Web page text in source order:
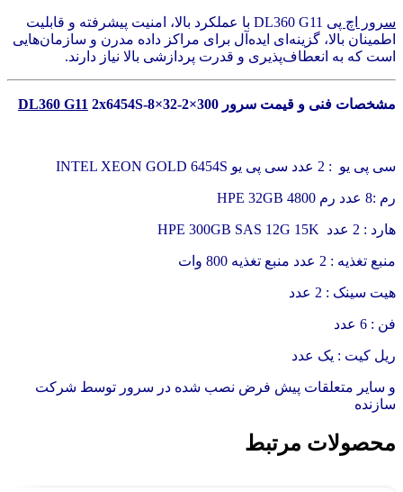
سرور اچ پی
DL360 G11 با عملکرد بالا، امنیت پیشرفته و قابلیت
اطمینان بالا، گزینه‌ای ایده‌آل برای مراکز داده مدرن و سازمان‌هایی
است که به انعطاف‌پذیری و قدرت پردازشی بالا نیاز دارند.
مشخصات فنی و قیمت سرور DL360 G11 2x6454S-8×32-2×300
سی پی یو : 2 عدد سی پی یو INTEL XEON GOLD 6454S
رم :8 عدد رم HPE 32GB 4800
هارد : 2 عدد HPE 300GB SAS 12G 15K
منبع تغذیه : 2 عدد منبع تغذیه 800 وات
هیت سینک : 2 عدد
فن : 6 عدد
ریل کیت : یک عدد
و سایر متعلقات پیش فرض نصب شده در سرور توسط شرکت
سازنده
محصولات مرتبط